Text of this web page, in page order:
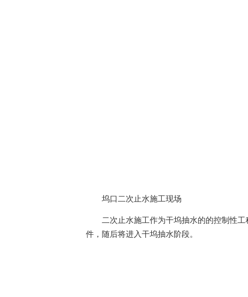
坞口二次止水施工现场
二次止水施工作为干坞抽水的的控制性
件，随后将进入干坞抽水阶段。